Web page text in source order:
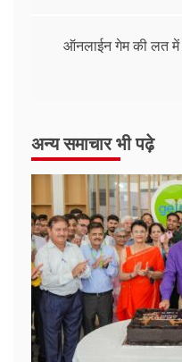
ऑनलाईन गेम की लत में
अन्य समाचार भी पढ़े